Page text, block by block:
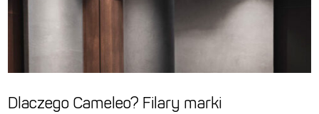
Dlaczego Cameleo? Filary marki